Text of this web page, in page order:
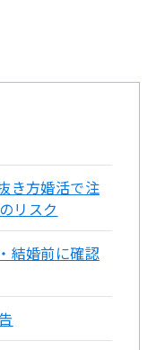
き方婚活で注
リスク
結婚前に確認